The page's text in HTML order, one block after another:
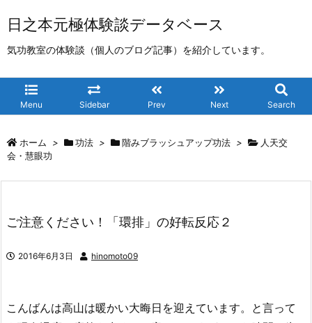
日之本元極体験談データベース
気功教室の体験談（個人のブログ記事）を紹介しています。
Menu Sidebar Prev Next Search
ホーム > 功法 > 階みブラッシュアップ功法 >
人天交
会・慧眼功
ご注意ください！「環排」の好転反応２
2016年6月3日 hinomoto09
こんばんは高山は暖かい大晦日を迎えています。と言って